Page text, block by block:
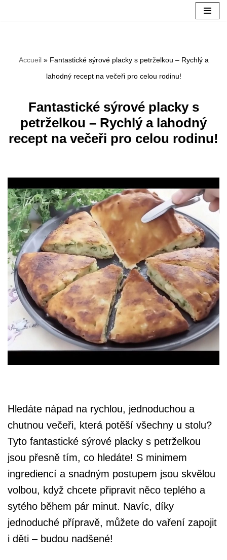
contenu
Accueil» Fantastické sýrové placky s petrželkou – Rychlý a
lahodný recept na večeři pro celou rodinu!
Fantastické sýrové placky s
petrželkou – Rychlý a lahodný
recept na večeři pro celou rodinu!
Hledáte nápad na rychlou, jednoduchou a
chutnou večeři, která potěší všechny u stolu?
Tyto fantastické sýrové placky s petrželkou
jsou přesně tím, co hledáte! S minimem
ingrediencí a snadným postupem jsou skvělou
volbou, když chcete připravit něco teplého a
sytého během pár minut. Navíc, díky
jednoduché přípravě, můžete do vaření zapojit
i děti – budou nadšené!